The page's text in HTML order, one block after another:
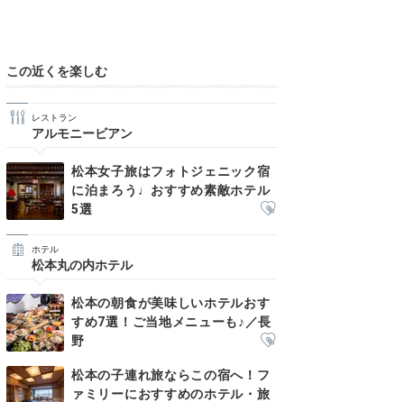
この近くを楽しむ
レストラン
アルモニービアン
松本女子旅はフォトジェニック宿
に泊まろう♩おすすめ素敵ホテル
5選
ホテル
松本丸の内ホテル
松本の朝食が美味しいホテルおす
すめ7選！ご当地メニューも♪／長
野
松本の子連れ旅ならこの宿へ！フ
ァミリーにおすすめのホテル・旅